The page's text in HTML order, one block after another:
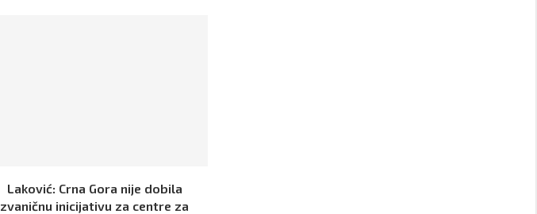
Laković: Crna Gora nije dobila
zvaničnu inicijativu za centre za